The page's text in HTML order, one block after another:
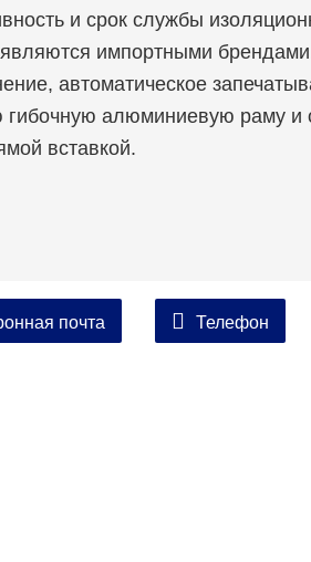
и срок службы
импортными
автоматическое
гибочную алюминиевую раму и
вставкой.
почта Телефон